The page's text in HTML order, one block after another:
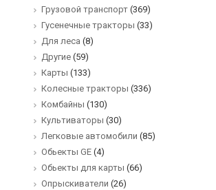
Грузовой транспорт (369)
Гусенечные тракторы (33)
Для леса (8)
Другие (59)
Карты (133)
Колесные тракторы (336)
Комбайны (130)
Культиваторы (30)
Легковые автомобили (85)
Обьекты GE (4)
Обьекты для карты (66)
Опрыскиватели (26)